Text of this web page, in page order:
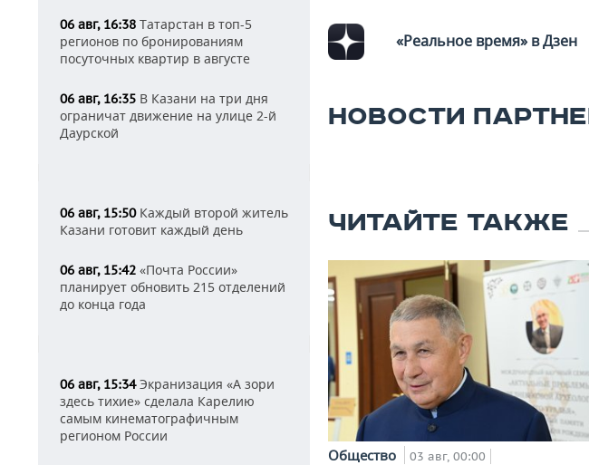
06 авг, 16:38 Татарстан в топ-5
регионов по бронированиям
посуточных квартир в августе
06 авг, 16:35 В Казани на три дня
ограничат движение на улице 2-й
Даурской
06 авг, 15:50Каждый второй житель
Казани готовит каждый день
06 авг, 15:42 «Почта России»
планирует обновить 215 отделений
до конца года
06 авг, 15:34Экранизация «А зори
здесь тихие» сделала Карелию
самым кинематографичным
регионом России
«Реальное время» в Дзен
НОВОСТИ
ЧИТАЙТЕ ТАКЖЕ
Общество 03 авг, 00:00